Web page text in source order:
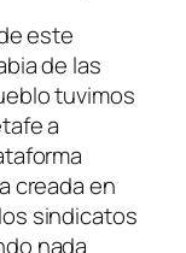
este
de las
tuvimos
a
creada en
sindicatos
nada